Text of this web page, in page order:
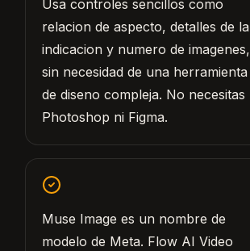
Usa controles sencillos como
relacion de aspecto, detalles de la
indicacion y numero de imagenes,
sin necesidad de una herramienta
de diseno compleja. No necesitas
Photoshop ni Figma.
Muse Image es un nombre de
modelo de Meta. Flow AI Video